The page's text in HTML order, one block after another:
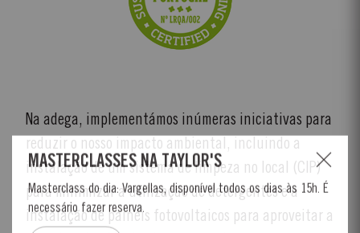
Na adega, implementámos inúmeras iniciativas para
reduzir o nosso impacto ambiental, incluindo a
instalação de um sistema de limpeza no local (CIP)
para minimizar a utilização de detergentes e a
instalação de painéis fotovoltaicos para aproveitar a